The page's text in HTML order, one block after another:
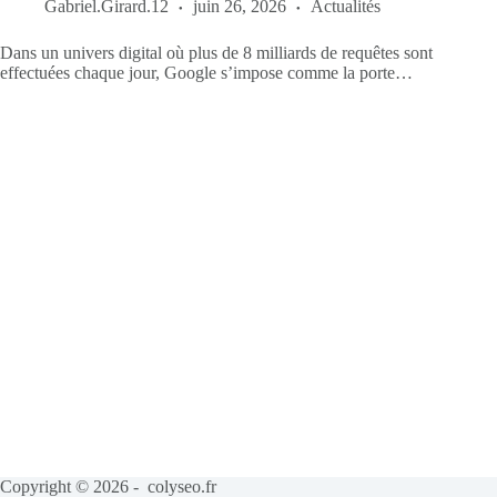
Gabriel.Girard.12
juin 26, 2026 Actualités
Dans un univers digital où plus de 8 milliards de requêtes sont
effectuées chaque jour, Google s’impose comme la porte…
Copyright © 2026 - colyseo.fr